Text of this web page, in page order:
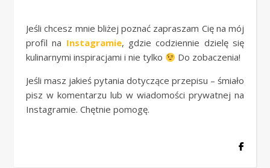
Jeśli chcesz mnie bliżej poznać zapraszam Cię na mój
profil na Instagramie, gdzie codziennie dzielę się
kulinarnymi inspiracjami i nie tylko
Do zobaczenia!
Jeśli masz jakieś pytania dotyczące przepisu – śmiało
pisz w komentarzu lub w wiadomości prywatnej na
Instagramie. Chętnie pomogę.